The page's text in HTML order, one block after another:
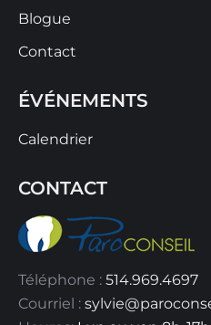
Blogue
Contact
ÉVÉNEMENTS
Calendrier
CONTACT
Téléphone : 514.969.4697
Courriel :